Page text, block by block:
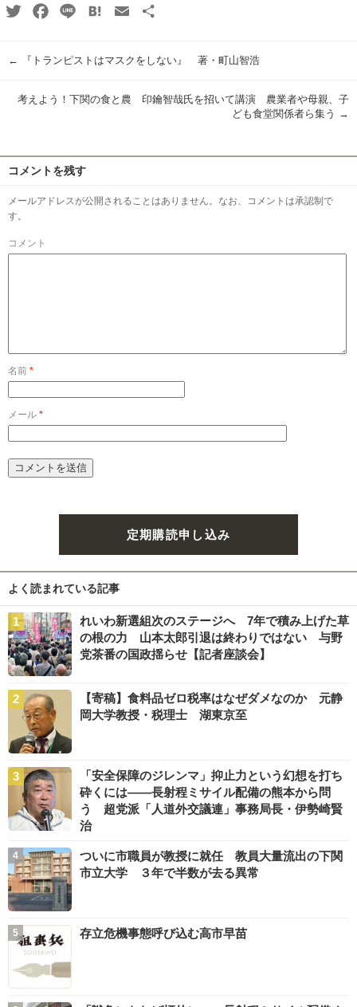
TwitterFacebook
Line HatenaEmail
← 『トランピストはマスクをしない』 著・町山智浩
考えよう！下関の食と農 印鑰智哉氏を招いて講演 農業者や母親、子
ども食堂関係者ら集う
→
コメントを残す
メールアドレスが公開されることはありません。なお、コメントは承認制で
す。
コメント
名前 *
メール *
定期購読申し込み
よく読まれている記事
れいわ新選組次のステージへ 7年で積み上げた草
の根の力 山本太郎引退は終わりではない 与野
党茶番の国政揺らせ【記者座談会】
【寄稿】食料品ゼロ税率はなぜダメなのか 元静
岡大学教授・税理士 湖東京至
「安全保障のジレンマ」抑止力という幻想を打ち
砕くには――長射程ミサイル配備の熊本から問
う 超党派「人道外交議連」事務局長・伊勢崎賢
治
ついに市職員が教授に就任 教員大量流出の下関
市立大学 ３年で半数が去る異常
存立危機事態呼び込む高市早苗